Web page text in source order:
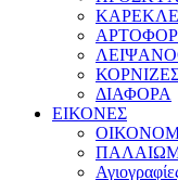
ΔΙΑΦΟΡΑ
ΕΙΚΟΝΕΣ